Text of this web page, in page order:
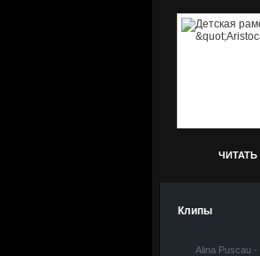
ЧИТАТЬ
Клипы
Alina Puscau -